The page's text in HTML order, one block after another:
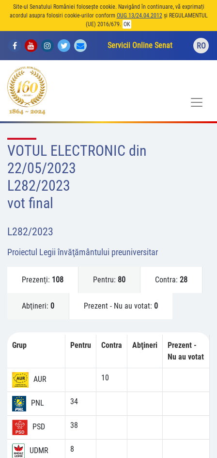
Site-ul Senatului României folosește cookie. Navigând în continuare, vă exprimați
acordul asupra folosiri cookie-urilor conform OUG 13/24.04.2012și REGULAMENTUL
(UE) 2016/679. OK
Servicii Online Senat RO
VOTUL ELECTRONIC din
22/05/2023
L282/2023
vot final
L282/2023
Proiectul Legii învăţământului preuniversitar
Prezenţi: 108 Pentru: 80 Contra: 28
Abţineri: 0 Prezent - Nu au votat: 0
Grup Pentru Contra Abţineri
Prezent -
Nu au votat
AUR 10
PNL 34
PSD 38
UDMR 8